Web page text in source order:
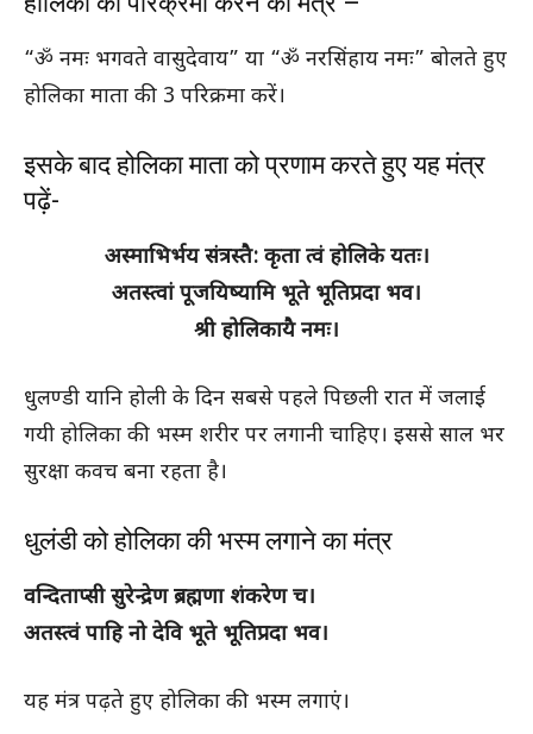
“ॐ नमः भगवते वासुदेवाय” या “ॐ नरसिंहाय नमः” बोलते हुए
होलिका माता की 3 परिक्रमा करें।
इसके बाद होलिका माता को प्रणाम करते हुए यह मंत्र
पढ़ें-
अस्माभिर्भय संत्रस्तै: कृता त्वं होलिके यतः।
अतस्त्वां पूजयिष्यामि भूते भूतिप्रदा भव।
श्री होलिकायै नमः।
धुलण्डी यानि होली के दिन सबसे पहले पिछली रात में जलाई
गयी होलिका की भस्म शरीर पर लगानी चाहिए। इससे साल भर
सुरक्षा कवच बना रहता है।
धुलंडी को होलिका की भस्म लगाने का मंत्र
वन्दिताप्सी सुरेन्द्रेण ब्रह्मणा शंकरेण च।
अतस्त्वं पाहि नो देवि भूते भूतिप्रदा भव।
यह मंत्र पढ़ते हुए होलिका की भस्म लगाएं।